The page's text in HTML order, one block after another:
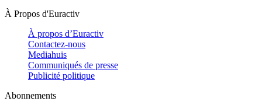
À Propos d'Euractiv
À propos d’Euractiv
Contactez-nous
Mediahuis
Communiqués de presse
Publicité politique
Abonnements